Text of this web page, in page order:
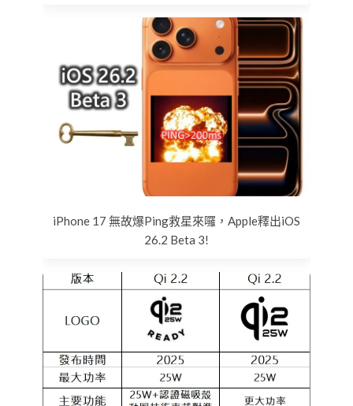
iPhone 17 無故爆Ping救星來囉，Apple釋出iOS
26.2 Beta 3!